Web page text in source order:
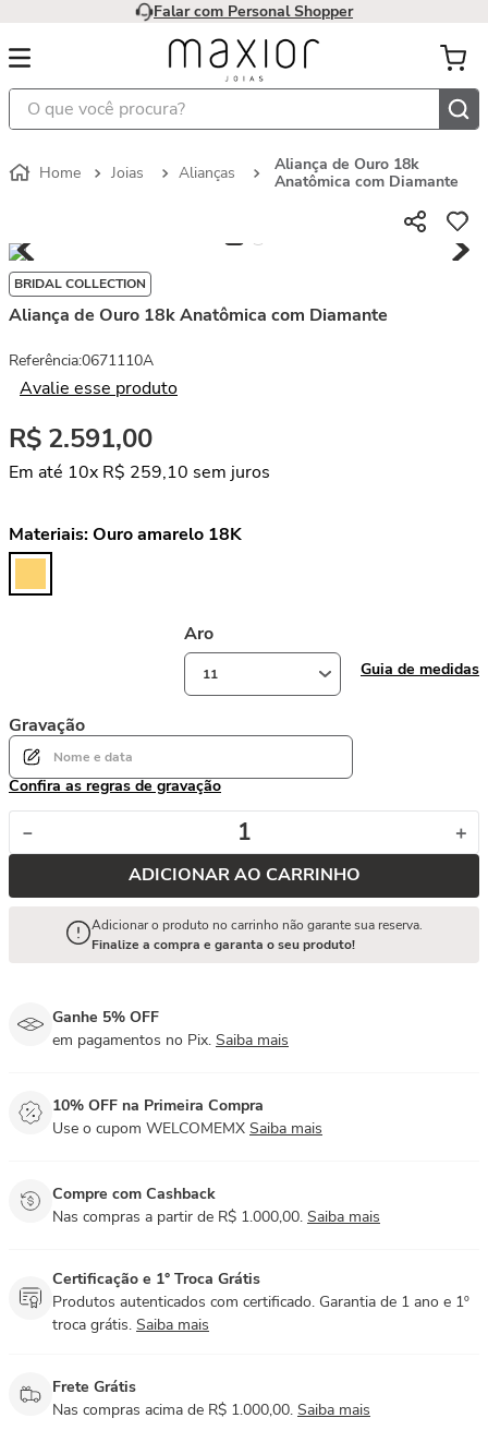
Falar com Personal Shopper
O que você procura?
Joias Alianças
Aliança de Ouro 18k
Anatômica com Diamante
BRIDAL COLLECTION
Aliança de Ouro 18k Anatômica com Diamante
Referência:0671110A
Avalie esse produto
R$ 2.591,00
Em até 10x R$ 259,10 sem juros
Materiais:Ouro amarelo 18K
Guia de medidas
Aro
11
Gravação
Confira as regras de gravação
＋
－
ADICIONAR AO CARRINHO
Adicionar o produto no carrinho não garante sua reserva.
Finalize a compra e garanta o seu produto!
Ganhe 5% OFF
em pagamentos no Pix. Saiba mais
10% OFF na Primeira Compra
Use o cupom WELCOMEMX Saiba mais
Compre com Cashback
Nas compras a partir de R$ 1.000,00. Saiba mais
Certificação e 1° Troca Grátis
Produtos autenticados com certificado. Garantia de 1 ano e 1º
troca grátis. Saiba mais
Frete Grátis
Nas compras acima de R$ 1.000,00. Saiba mais